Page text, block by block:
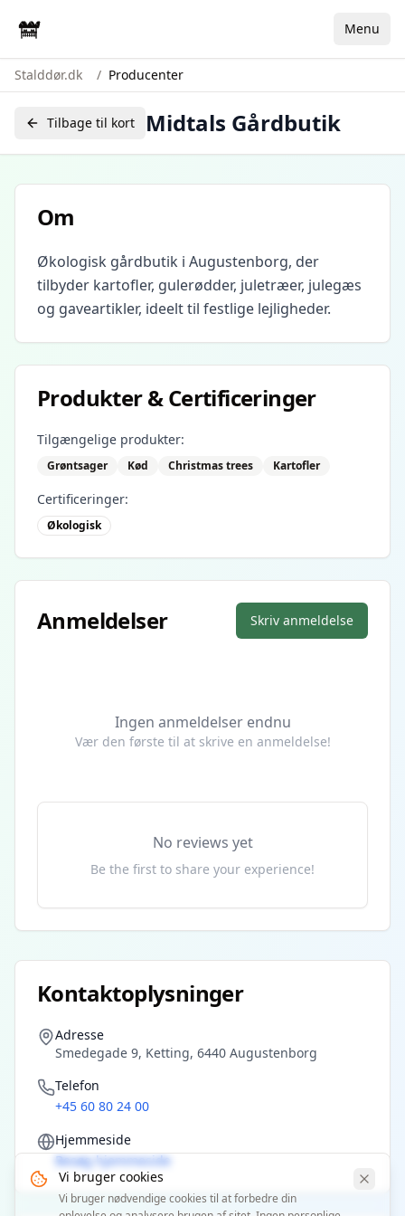
Menu
Stalddør.dk / Producenter
Tilbage til kort Midtals Gårdbutik
Om
Økologisk gårdbutik i Augustenborg, der
tilbyder kartofler, gulerødder, juletræer, julegæs
og gaveartikler, ideelt til festlige lejligheder.
Produkter & Certificeringer
Tilgængelige produkter:
Grøntsager Kød Christmas trees Kartofler
Certificeringer:
Økologisk
Anmeldelser Skriv anmeldelse
Ingen anmeldelser endnu
Vær den første til at skrive en anmeldelse!
No reviews yet
Be the first to share your experience!
Kontaktoplysninger
Adresse
Smedegade 9, Ketting, 6440 Augustenborg
Telefon
+45 60 80 24 00
Hjemmeside
Besøg hjemmeside
Vi bruger cookies
Vi bruger nødvendige cookies til at forbedre din